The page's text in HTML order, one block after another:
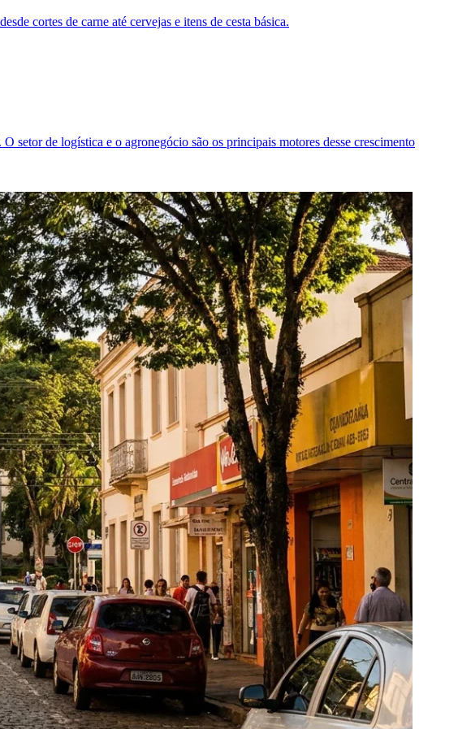
cortes de carne até cervejas e itens de cesta básica.
setor de logística e o agronegócio são os principais motores desse crescimento